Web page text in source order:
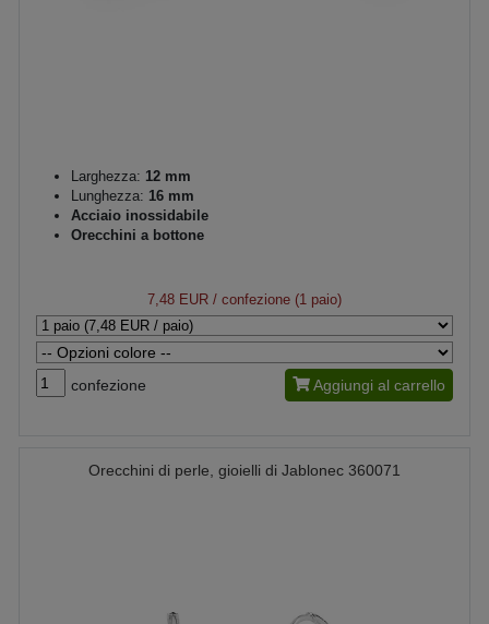
Larghezza: 12 mm
Lunghezza: 16 mm
Acciaio inossidabile
Orecchini a bottone
7,48 EUR / confezione (1 paio)
confezione Aggiungi al carrello
Orecchini di perle, gioielli di Jablonec 360071